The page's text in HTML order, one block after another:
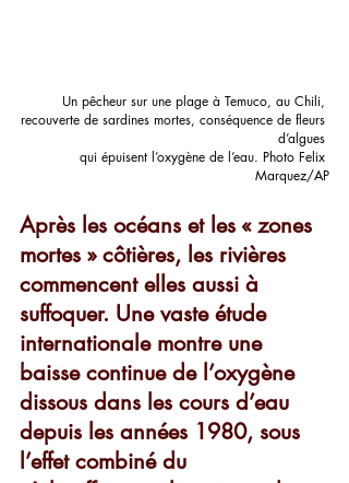
Un pêcheur sur une plage à Temuco, au Chili,
recouverte de sardines mortes, conséquence de fleurs
d’algues
qui épuisent l’oxygène de l’eau. Photo Felix
Marquez/AP
Après les océans et les « zones
mortes » côtières, les rivières
commencent elles aussi à
suffoquer. Une vaste étude
internationale montre une
baisse continue de l’oxygène
dissous dans les cours d’eau
depuis les années 1980, sous
l’effet combiné du